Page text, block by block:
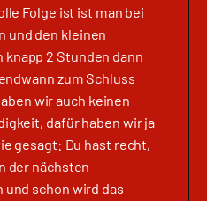
Folge ist ist man bei
und den kleinen
2 Stunden dann
zum Schluss
wir auch keinen
dafür haben wir ja
gesagt: Du hast recht,
der nächsten
schon wird das